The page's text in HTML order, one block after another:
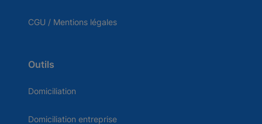
CGU / Mentions légales
Outils
Domiciliation
Domiciliation entreprise